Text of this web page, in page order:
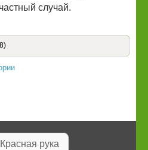
случай.
Красная рука